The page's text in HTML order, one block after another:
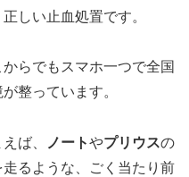
しい止血処置です。
らでもスマホ一つで全国
整っています。
ば、 ノートやプリウスの
るような、ごく当たり前